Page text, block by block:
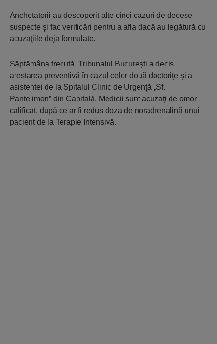
Anchetatorii au descoperit alte cinci cazuri de decese
suspecte şi fac verificări pentru a afla dacă au legătură cu
acuzaţiile deja formulate.
Săptămâna trecută, Tribunalul Bucureşti a decis
arestarea preventivă în cazul celor două doctoriţe şi a
asistentei de la Spitalul Clinic de Urgenţă „Sf.
Pantelimon” din Capitală. Medicii sunt acuzaţi de omor
calificat, după ce ar fi redus doza de noradrenalină unui
pacient de la Terapie Intensivă.